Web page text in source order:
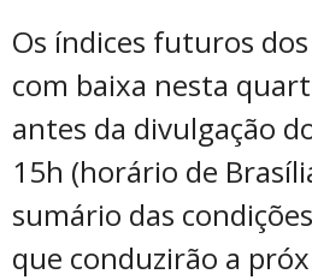
Os índices futuros
com baixa nesta
antes da divulgação
15h (horário de
sumário das
que conduzirão a